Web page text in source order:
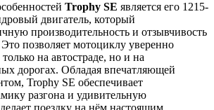
Trophy SE является его 1215-
двигатель, который
производительность и отзывчивость
позволяет мотоциклу уверенно
на автостраде, но и на
дорогах. Обладая впечатляющей
Trophy SE обеспечивает
разгона и удивительную